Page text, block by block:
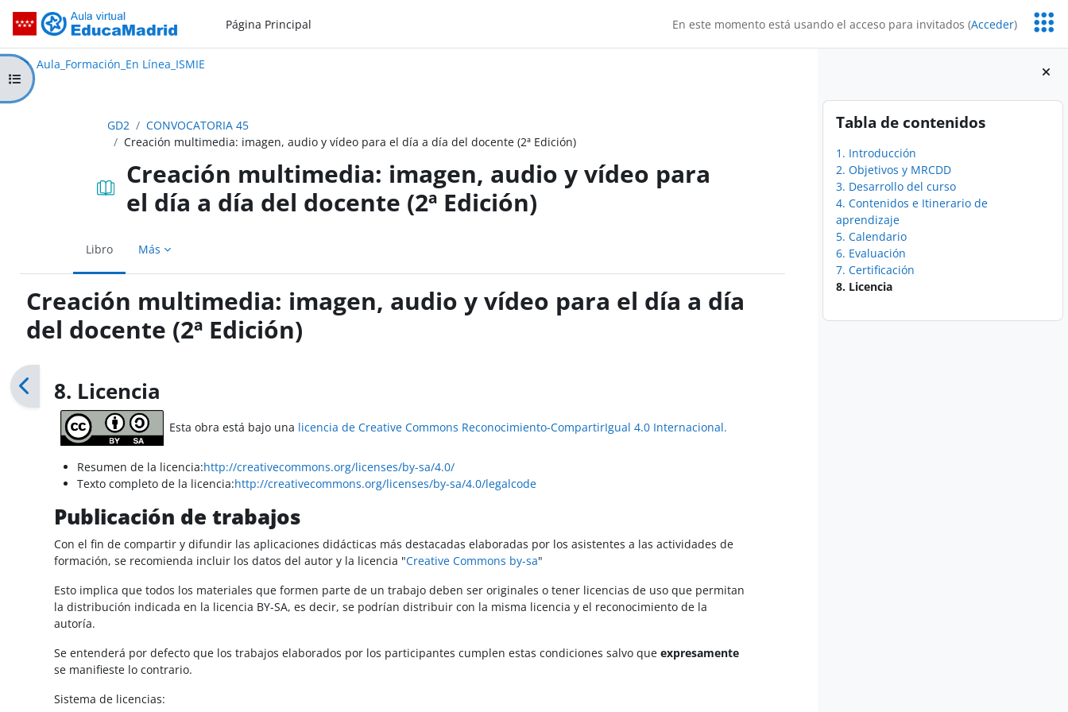
Aula_Formación_En Línea_ISMIEPágina Principal En este momento está usando el acceso para invitados (Acceder)
Bloques
Salta Tabla de contenidos
Tabla de contenidos
1. Introducción
2. Objetivos y MRCDD
3. Desarrollo del curso
4. Contenidos e Itinerario de
aprendizaje
5. Calendario
6. Evaluación
7. Certificación
8. Licencia
Aula Virtual de EducaMadrid:
Aula_Formación_En Línea_ISMIE
Abrir índice del curso
GD2
CONVOCATORIA 45
Creación multimedia: imagen, audio y vídeo para el día a día del docente (2ª Edición)
Creación multimedia: imagen, audio y vídeo para
el día a día del docente (2ª Edición)
Libro Más
Creación multimedia: imagen, audio y vídeo para el día a día
del docente (2ª Edición)
8. Licencia
Esta obra está bajo una licencia de Creative Commons Reconocimiento-CompartirIgual 4.0 Internacional.
Resumen de la licencia:http://creativecommons.org/licenses/by-sa/4.0/
Texto completo de la licencia:http://creativecommons.org/licenses/by-sa/4.0/legalcode
Publicación de trabajos
Con el fin de compartir y difundir las aplicaciones didácticas más destacadas elaboradas por los asistentes a las actividades de
formación, se recomienda incluir los datos del autor y la licencia "Creative Commons by-sa"
Esto implica que todos los materiales que formen parte de un trabajo deben ser originales o tener licencias de uso que permitan
la distribución indicada en la licencia BY-SA, es decir, se podrían distribuir con la misma licencia y el reconocimiento de la
autoría.
Se entenderá por defecto que los trabajos elaborados por los participantes cumplen estas condiciones salvo queexpresamente
se manifieste lo contrario.
Sistema de licencias: